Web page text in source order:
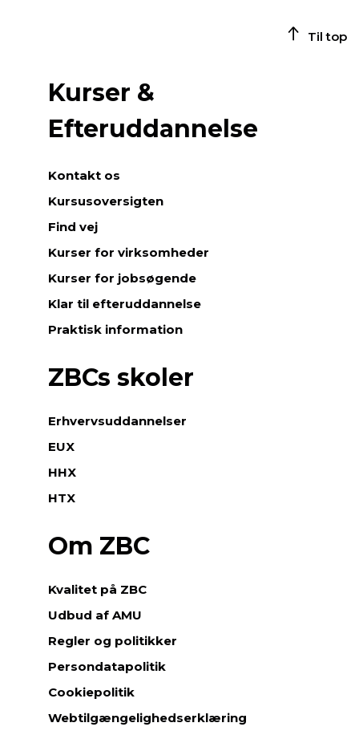
r
i
m
æ
m
r
d
e
,
b
e
å
d
e
k
m
m
r
t
l
e
h
v
Til top
Kurser &
Efteruddannelse
Kontakt os
Kursusoversigten
Find vej
Kurser for virksomheder
Kurser for jobsøgende
Klar til efteruddannelse
Praktisk information
ZBCs skoler
Erhvervsuddannelser
EUX
HHX
HTX
Om ZBC
Kvalitet på ZBC
Udbud af AMU
Regler og politikker
Persondatapolitik
Cookiepolitik
Webtilgængelighedserklæring